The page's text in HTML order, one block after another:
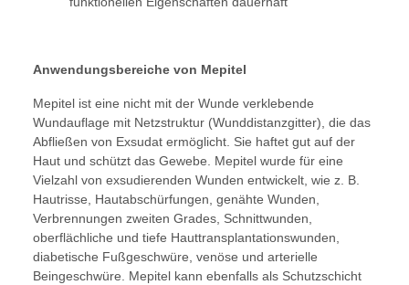
Anwendungsbereiche von Mepitel
Mepitel ist eine nicht mit der Wunde verklebende
Wundauflage mit Netzstruktur (Wunddistanzgitter), die das
Abfließen von Exsudat ermöglicht. Sie haftet gut auf der
Haut und schützt das Gewebe. Mepitel wurde für eine
Vielzahl von exsudierenden Wunden entwickelt, wie z. B.
Hautrisse, Hautabschürfungen, genähte Wunden,
Verbrennungen zweiten Grades, Schnittwunden,
oberflächliche und tiefe Hauttransplantationswunden,
diabetische Fußgeschwüre, venöse und arterielle
Beingeschwüre. Mepitel kann ebenfalls als Schutzschicht